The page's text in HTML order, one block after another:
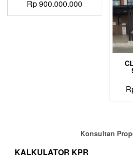
Rp900.000.000
Konsultan
KALKULATOR KPR